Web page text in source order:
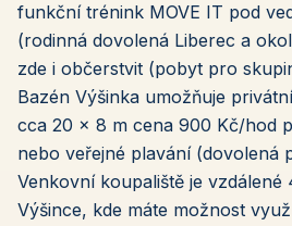
funkční trénink MOVE IT pod
(rodinná dovolená Liberec a
zde i občerstvit (pobyt pro
Bazén Výšinka umožňuje
cca 20 x 8 m cena 900 Kč/hod
nebo veřejné plavání (dovolená
Venkovní koupaliště je
Výšince, kde máte možnost